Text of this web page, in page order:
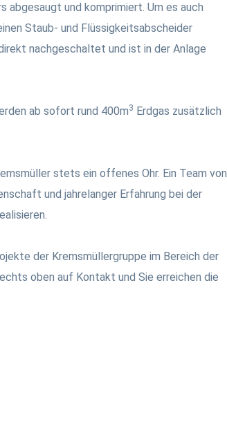
abgesaugt und komprimiert. Um es auch
Staub- und Flüssigkeitsabscheider
nachgeschaltet und ist in der Anlage
ab sofort rund 400m3 Erdgas zusätzlich
stets ein offenes Ohr. Ein Team von
und jahrelanger Erfahrung bei der
der Kremsmüllergruppe im Bereich der
oben auf Kontakt und Sie erreichen die